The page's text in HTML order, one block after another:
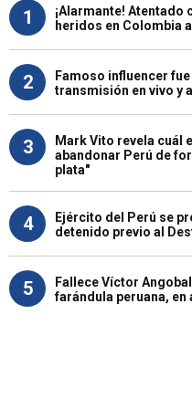
1
¡Alarmante! Atentado
heridos en Colombia
2
Famoso influencer
transmisión en vivo y
3
Mark Vito revela cuál
abandonar Perú de
plata"
4
Ejército del Perú se
detenido previo al
5
Fallece Víctor
farándula peruana,